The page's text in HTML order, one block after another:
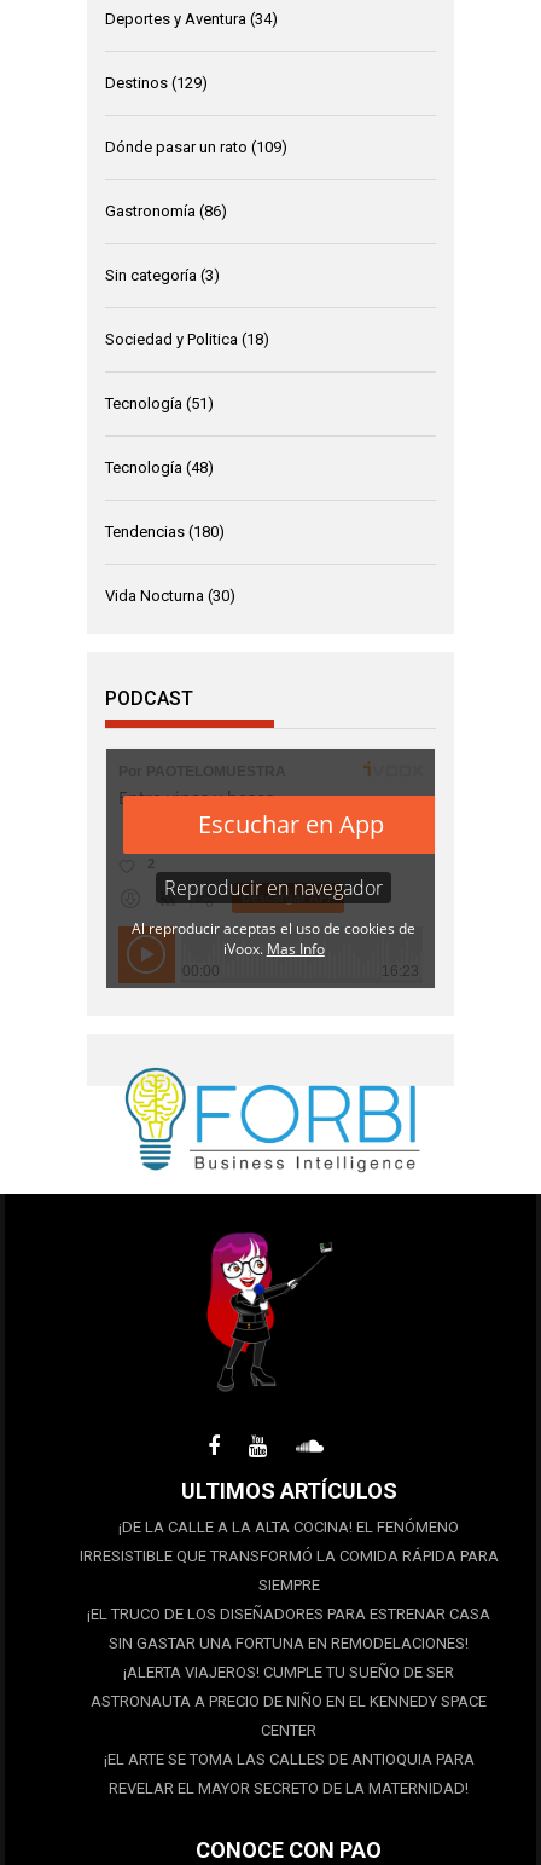
Deportes y Aventura (34)
Destinos (129)
Dónde pasar un rato (109)
Gastronomía (86)
Sin categoría (3)
Sociedad y Politica (18)
Tecnología (51)
Tecnología (48)
Tendencias (180)
Vida Nocturna (30)
PODCAST
ULTIMOS ARTÍCULOS
¡DE LA CALLE A LA ALTA COCINA! EL FENÓMENO
IRRESISTIBLE QUE TRANSFORMÓ LA COMIDA RÁPIDA PARA
SIEMPRE
¡EL TRUCO DE LOS DISEÑADORES PARA ESTRENAR CASA
SIN GASTAR UNA FORTUNA EN REMODELACIONES!
¡ALERTA VIAJEROS! CUMPLE TU SUEÑO DE SER
ASTRONAUTA A PRECIO DE NIÑO EN EL KENNEDY SPACE
CENTER
¡EL ARTE SE TOMA LAS CALLES DE ANTIOQUIA PARA
REVELAR EL MAYOR SECRETO DE LA MATERNIDAD!
CONOCE CON PAO